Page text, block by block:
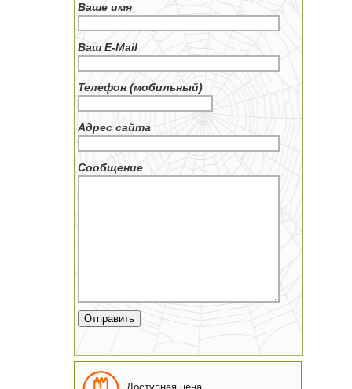
Ваше имя
Ваш E-Mail
Телефон (мобильный)
Адрес сайта
Сообщение